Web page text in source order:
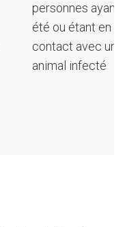
personnes ayant
été ou étant en
contact avec un
animal infecté